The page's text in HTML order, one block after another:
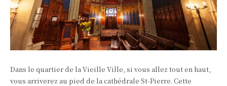
Dans le quartier de la Vieille Ville, si vous allez tout en haut,
vous arriverez au pied de la cathédrale St-Pierre. Cette